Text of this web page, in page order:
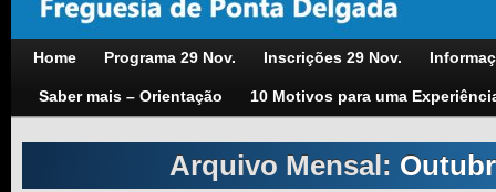
Home Programa 29 Nov. Inscrições 29 Nov.
Saber mais – Orientação 10 Motivos para uma
Arquivo Mensal: